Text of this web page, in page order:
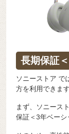
長期保証
ソニーストア で
方を利用できます
まず、ソニース
保証＜3年ベーシ